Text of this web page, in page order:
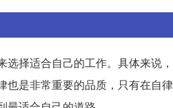
择适合自己的工作。具体来说
是非常重要的品质，只有在自